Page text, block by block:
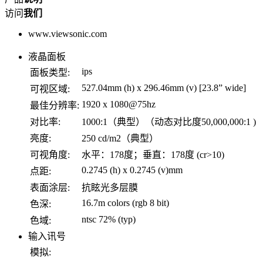
访问我们
www.viewsonic.com
液晶面板
面板类型:
ips
可视区域:
527.04mm (h) x 296.46mm (v) [23.8” wide]
最佳分辨率: 1920 x 1080@75hz
对比率:
1000:1（典型）（动态对比度50,000,000:1 )
亮度:
250 cd/m2（典型）
可视角度:
水平：178度；垂直：178度 (cr>10)
点距:
0.2745 (h) x 0.2745 (v)mm
表面涂层:
抗眩光多层膜
色深:
16.7m colors (rgb 8 bit)
色域:
ntsc 72% (typ)
输入讯号
模拟: